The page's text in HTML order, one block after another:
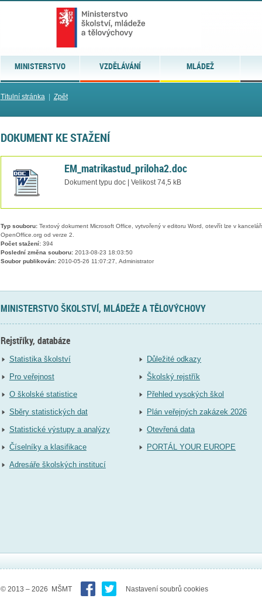
MINISTERSTVO VZDĚLÁVÁNÍ MLÁDEŽ
Titulní stránka| Zpět
DOKUMENT KE STAŽENÍ
EM_matrikastud_priloha2.doc
Dokument typu doc | Velikost 74,5 kB
Typ souboru:Textový dokument Microsoft Office, vytvořený v editoru Word, otevřít lze v
OpenOffice.org od verze 2.
Počet stažení:394
Poslední změna souboru:2013-08-23 18:03:50
Soubor publikován:2010-05-26 11:07:27, Administrator
MINISTERSTVO ŠKOLSTVÍ, MLÁDEŽE A TĚLOVÝCHOVY
Rejstříky, databáze
Statistika školství
Pro veřejnost
O školské statistice
Sběry statistických dat
Statistické výstupy a analýzy
Číselníky a klasifikace
Adresáře školských institucí
Důležité odkazy
Školský rejstřík
Přehled vysokých škol
Plán veřejných zakázek 2026
Otevřená data
PORTÁL YOUR EUROPE
© 2013 – 2026 MŠMT Nastavení soubrů cookies